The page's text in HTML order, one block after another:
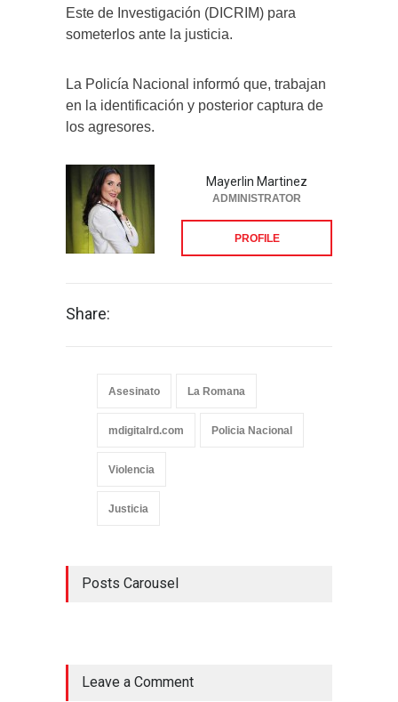
Este de Investigación (DICRIM) para
someterlos ante la justicia.
La Policía Nacional informó que, trabajan
en la identificación y posterior captura de
los agresores.
Mayerlin Martinez
ADMINISTRATOR
PROFILE
Share:
Asesinato La Romana
mdigitalrd.com Policia Nacional
Violencia
Justicia
Posts Carousel
Leave a Comment